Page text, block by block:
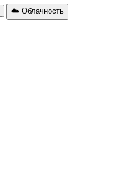
☁️ Облачность